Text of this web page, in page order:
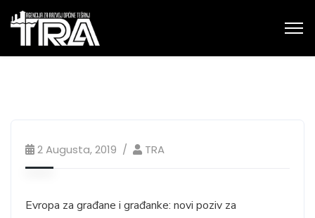
2 Augusta, 2019 TRA
Evropa za građane i građanke: novi poziv za